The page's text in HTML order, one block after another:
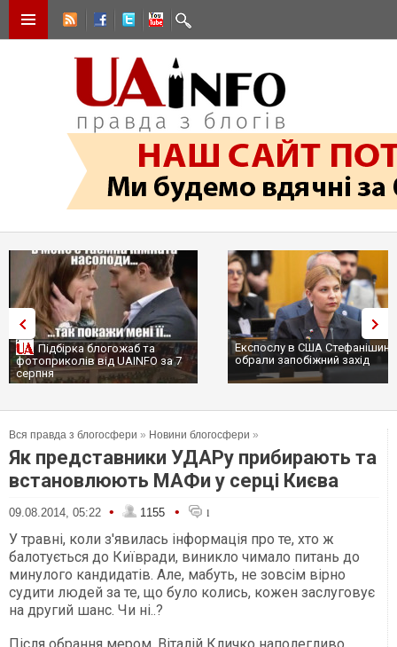
Експослу в США Стефанішиній
обрали запобіжний захід
Трамп не передасть Україні
сотні ракет до Patriot, бо у
Вся правда з блогосфери » Новини блогосфери »
Як представники УДАРу прибирають та
встановлюють МАФи у серці Києва
09.08.2014, 05:22 • 1155 • 1
У травні, коли з'явилась інформація про те, хто ж
балотується до Київради, виникло чимало питань до
минулого кандидатів. Але, мабуть, не зовсім вірно
судити людей за те, що було колись, кожен заслуговує
на другий шанс. Чи ні..?